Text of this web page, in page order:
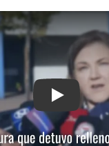
Play: